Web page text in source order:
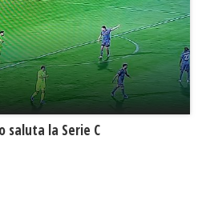
saluta la Serie C